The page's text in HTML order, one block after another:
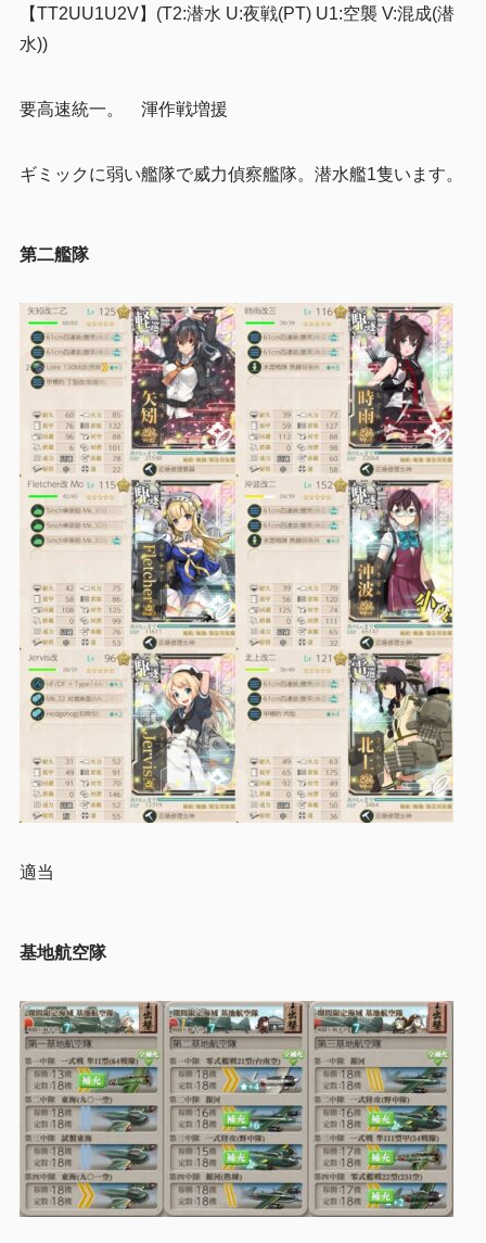
【TT2UU1U2V】(T2:潜水 U:夜戦(PT) U1:空襲 V:混成(潜
水))
要高速統一。 渾作戦増援
ギミックに弱い艦隊で威力偵察艦隊。潜水艦1隻います。
第二艦隊
適当
基地航空隊